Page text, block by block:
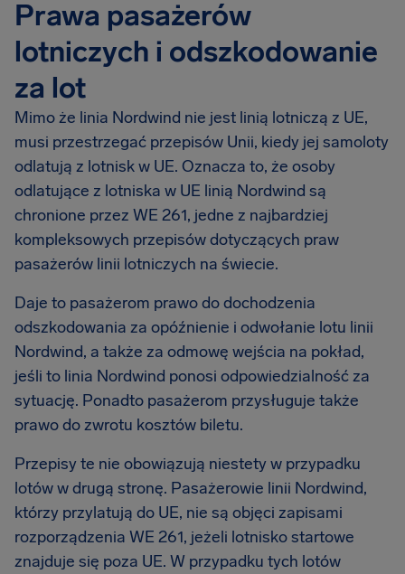
Prawa pasażerów
lotniczych i odszkodowanie
za lot
Mimo że linia Nordwind nie jest linią lotniczą z UE,
musi przestrzegać przepisów Unii, kiedy jej samoloty
odlatują z lotnisk w UE. Oznacza to, że osoby
odlatujące z lotniska w UE linią Nordwind są
chronione przez WE 261, jedne z najbardziej
kompleksowych przepisów dotyczących praw
pasażerów linii lotniczych na świecie.
Daje to pasażerom prawo do dochodzenia
odszkodowania za opóźnienie i odwołanie lotu linii
Nordwind, a także za odmowę wejścia na pokład,
jeśli to linia Nordwind ponosi odpowiedzialność za
sytuację. Ponadto pasażerom przysługuje także
prawo do zwrotu kosztów biletu.
Przepisy te nie obowiązują niestety w przypadku
lotów w drugą stronę. Pasażerowie linii Nordwind,
którzy przylatują do UE, nie są objęci zapisami
rozporządzenia WE 261, jeżeli lotnisko startowe
znajduje się poza UE. W przypadku tych lotów